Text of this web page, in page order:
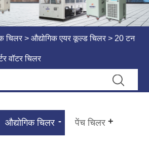
चिलर >औद्योगिक एयर कूल्ड चिलर > 20 टन
वॉटर चिलर
औद्योगिक चिलर पेंच चिलर